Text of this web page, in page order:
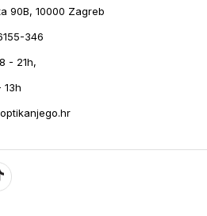
90B, 10000 Zagreb
346
- 21h,